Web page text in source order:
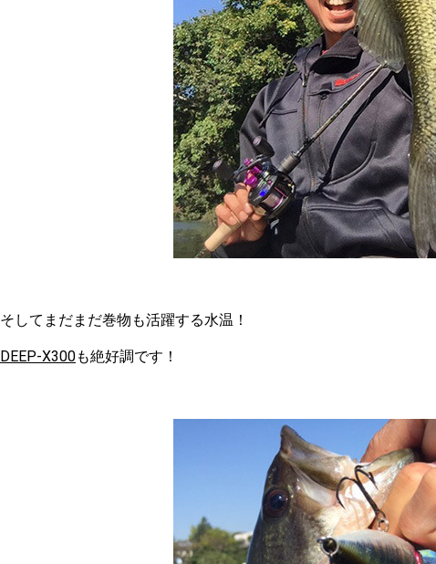
そしてまだまだ巻物も活躍する水温！
DEEP-X300も絶好調です！